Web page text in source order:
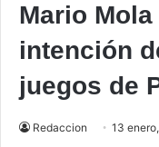
Mario
intención
juegos de
Redaccion 13